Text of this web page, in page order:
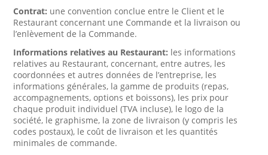
Contrat: une convention conclue entre le Client et le
Restaurant concernant une Commande et la livraison ou
l’enlèvement de la Commande.
Informations relatives au Restaurant: les informations
relatives au Restaurant, concernant, entre autres, les
coordonnées et autres données de l’entreprise, les
informations générales, la gamme de produits (repas,
accompagnements, options et boissons), les prix pour
chaque produit individuel (TVA incluse), le logo de la
société, le graphisme, la zone de livraison (y compris les
codes postaux), le coût de livraison et les quantités
minimales de commande.